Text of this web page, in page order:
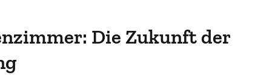
Die Zukunft der